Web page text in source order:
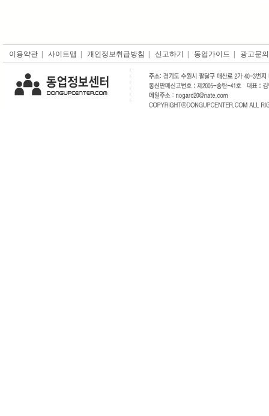
이용약관 사이트맵 개인정보취급방침 신고하기 동업가이드 광고문의